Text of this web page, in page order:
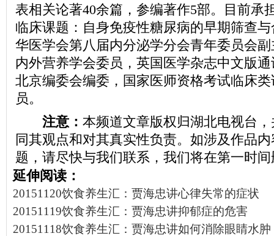
表相关论著40余篇，参编著作5部。目前承
临床课题：自身免疫性糖尿病的早期筛查
华医学会第八届内分泌学分会青年委员会
内外营养学会委员，英国医学杂志中文版
北京编委会编委，国家医师资格考试临床
员。
注意： 本频道文章版权归湖北电视台
同其观点和对其真实性负责。如涉及作品
题，请尽快与我们联系，我们将在第一时
延伸阅读：
20151120饮食养生汇：贾海忠讲心律失常的症状
20151119饮食养生汇：贾海忠讲抑郁症的危害
20151118饮食养生汇：贾海忠讲如何消除眼睛水肿